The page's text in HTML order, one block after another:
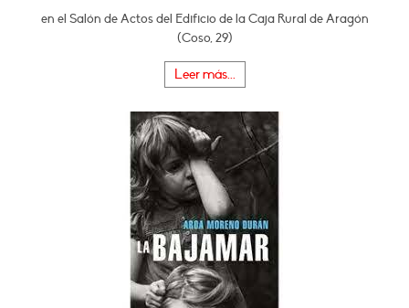
en el Salón de Actos del Edificio de la Caja Rural de Aragón
(Coso, 29)
Leer más...